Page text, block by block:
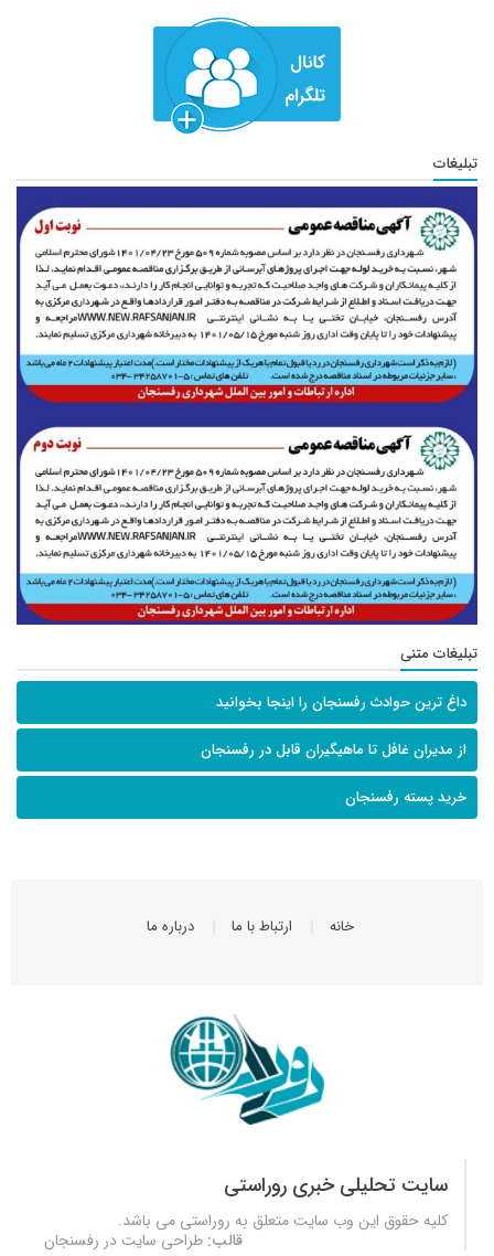
تبلیغات
تبلیغات متنی
داغ ترین حوادث رفسنجان را اینجا بخوانید
از مدیران غافل تا ماهیگیران قابل در رفسنجان
خرید پسته رفسنجان
خانه ارتباط با ما درباره ما
سایت تحلیلی خبری روراستی
کلیه حقوق این وب سایت متعلق به روراستی می باشد.
قالب: طراحی سایت در رفسنجان